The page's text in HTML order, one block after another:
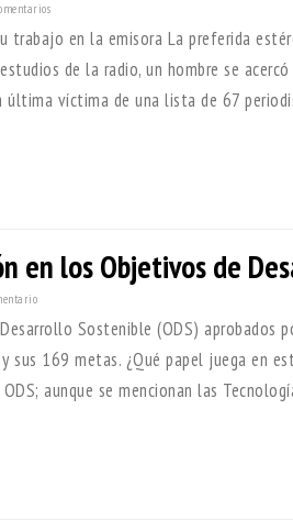
trabajo en la emisora La preferida
de la radio, un hombre se
última víctima de una lista de 67
en los Objetivos de
Sostenible (ODS) aprobados
sus 169 metas. ¿Qué papel juega en
aunque se mencionan las